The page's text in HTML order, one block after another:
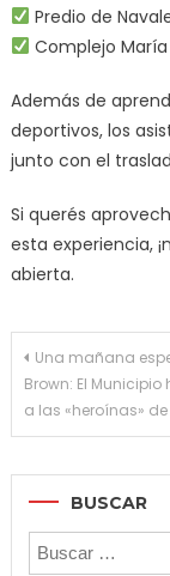
Predio de
Complejo
Además de
deportivos, los
junto con el
Si querés
esta experiencia,
abierta.
de
Una mañana
Brown: El
a las «heroínas»
BUSCAR